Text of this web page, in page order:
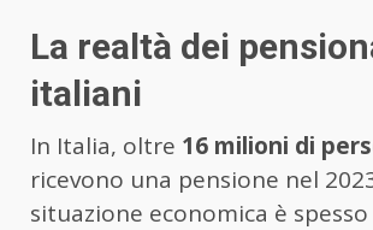
La realtà dei
italiani
In Italia, oltre 16 milioni di
ricevono una pensione nel
situazione economica è